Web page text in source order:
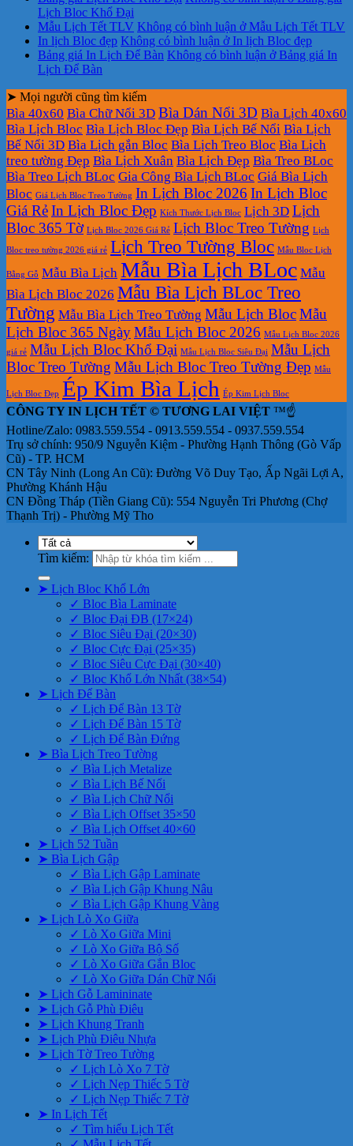
Lịch Bloc Khổ Đại
Mẫu Lịch Tết TLV Không có bình luận ở Mẫu Lịch Tết TLV
In lịch Bloc đẹp Không có bình luận ở In lịch Bloc đẹp
Bảng giá In Lịch Để Bàn Không có bình luận ở Bảng giá In
Lịch Để Bàn
➤ Mọi người cũng tìm kiếm
Bìa 40x60 Bìa Chữ Nổi 3D Bìa Dán Nổi 3D Bìa Lịch 40x60
Bìa Lịch Bloc Bìa Lịch Bloc Đẹp Bìa Lịch Bế Nổi Bìa Lịch
Bế Nổi 3D Bìa Lịch gắn Bloc Bìa Lịch Treo Bloc Bìa Lịch
treo tường Đẹp Bìa Lịch Xuân Bìa Lịch Đẹp Bìa Treo BLoc
Bìa Treo Lịch BLoc Gia Công Bìa Lịch BLoc Giá Bìa Lịch
Bloc Giá Lịch Bloc Treo Tường In Lịch Bloc 2026 In Lịch Bloc
Giá RẻIn Lịch Bloc Đẹp Kích Thước Lịch Bloc Lịch 3D Lịch
Bloc 365 Tờ Lịch Bloc 2026 Giá Rẻ Lịch Bloc Treo Tường Lịch
Bloc treo tường 2026 giá rẻ Lịch Treo Tường Bloc Mẫu Bloc Lịch
Bằng Gỗ Mẫu Bìa Lịch Mẫu Bìa Lịch BLoc Mẫu
Bìa Lịch Bloc 2026 Mẫu Bìa Lịch BLoc Treo
Tường Mẫu Bìa Lịch Treo Tường Mẫu Lịch BlocMẫu
Lịch Bloc 365 NgàyMẫu Lịch Bloc 2026 Mẫu Lịch Bloc 2026
giá rẻ Mẫu Lịch Bloc Khổ Đại Mẫu Lịch Bloc Siêu Đại Mẫu Lịch
Bloc Treo Tường Mẫu Lịch Bloc Treo Tường Đẹp Mẫu
Lịch Bloc Đẹp Ép Kim Bìa Lịch Ép Kim Lịch Bloc
CÔNG TY IN LỊCH TẾT © TƯƠNG LAI VIỆT ™☝️
Hotline/Zalo: 0983.559.554 - 0913.559.554 - 0937.559.554
Trụ sở chính: 950/9 Nguyễn Kiệm - Phường Hạnh Thông (Gò Vấp
Cũ) - TP. HCM
CN Tây Ninh (Long An Cũ): Đường Võ Duy Tạo, Ấp Ngãi Lợi A,
Phường Khánh Hậu
CN Đồng Tháp (Tiền Giang Cũ): 554 Nguyễn Tri Phương (Chợ
Thạnh Trị) - Phường Mỹ Tho
Tìm kiếm:
➤ Lịch Bloc Khổ Lớn
✓ Bloc Bìa Laminate
✓ Bloc Đại ĐB (17×24)
✓ Bloc Siêu Đại (20×30)
✓ Bloc Cực Đại (25×35)
✓ Bloc Siêu Cực Đại (30×40)
✓ Bloc Khổ Lớn Nhất (38×54)
➤ Lịch Để Bàn
✓ Lịch Để Bàn 13 Tờ
✓ Lịch Để Bàn 15 Tờ
✓ Lịch Để Bàn Đứng
➤ Bìa Lịch Treo Tường
✓ Bìa Lịch Metalize
✓ Bìa Lịch Bế Nổi
✓ Bìa Lịch Chữ Nổi
✓ Bìa Lịch Offset 35×50
✓ Bìa Lịch Offset 40×60
➤ Lịch 52 Tuần
➤ Bìa Lịch Gập
✓ Bìa Lịch Gập Laminate
✓ Bìa Lịch Gập Khung Nâu
✓ Bìa Lịch Gập Khung Vàng
➤ Lịch Lò Xo Giữa
✓ Lò Xo Giữa Mini
✓ Lò Xo Giữa Bộ Số
✓ Lò Xo Giữa Gắn Bloc
✓ Lò Xo Giữa Dán Chữ Nổi
➤ Lịch Gỗ Lamininate
➤ Lịch Gỗ Phù Điêu
➤ Lịch Khung Tranh
➤ Lịch Phù Điêu Nhựa
➤ Lịch Tờ Treo Tường
✓ Lịch Lò Xo 7 Tờ
✓ Lịch Nẹp Thiếc 5 Tờ
✓ Lịch Nẹp Thiếc 7 Tờ
➤ In Lịch Tết
✓ Tìm hiểu Lịch Tết